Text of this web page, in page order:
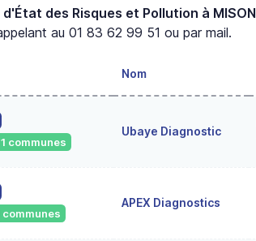
des Risques et Pollution à MISON
au 01 83 62 99 51 ou par mail.
Nom
communes
Ubaye Diagnostic
APEX Diagnostics